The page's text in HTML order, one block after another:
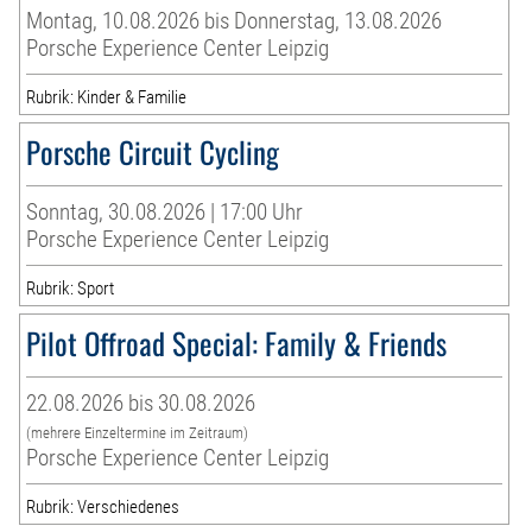
Montag, 10.08.2026 bis Donnerstag, 13.08.2026
Porsche Experience Center Leipzig
Rubrik: Kinder & Familie
Porsche Circuit Cycling
Sonntag, 30.08.2026 | 17:00 Uhr
Porsche Experience Center Leipzig
Rubrik: Sport
Pilot Offroad Special: Family & Friends
22.08.2026 bis 30.08.2026
(mehrere Einzeltermine im Zeitraum)
Porsche Experience Center Leipzig
Rubrik: Verschiedenes